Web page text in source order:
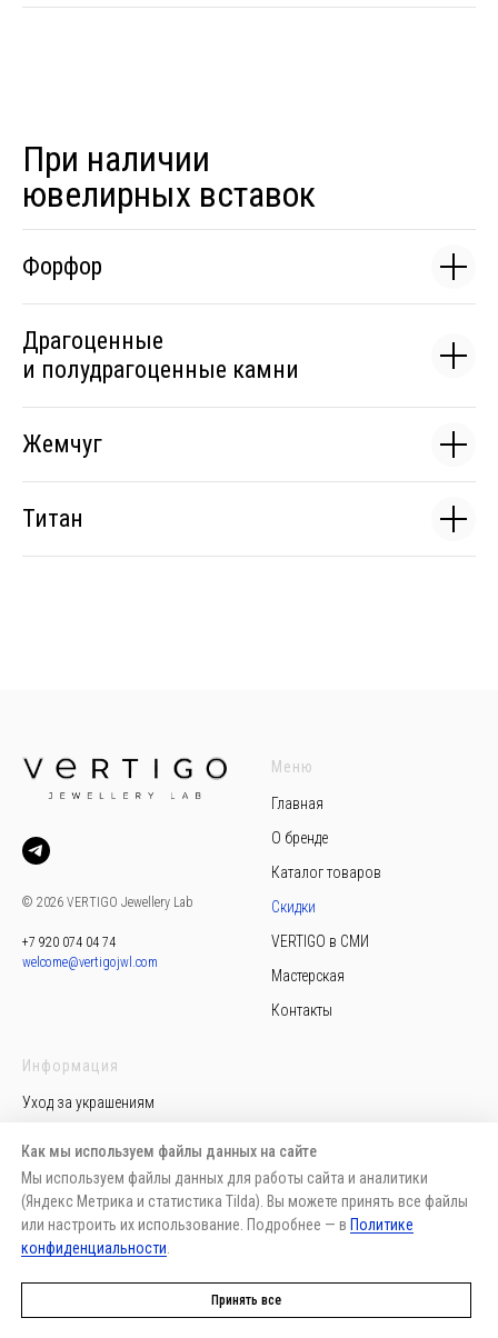
При наличии
ювелирных вставок
Форфор
Драгоценные
и полудрагоценные камни
Жемчуг
Титан
Как мы используем файлы данных на сайте
Мы используем файлы данных для работы сайта и аналитики
(Яндекс Метрика и статистика Tilda). Вы можете принять все файлы
или настроить их использование. Подробнее — в Политике
конфиденциальности
Принять все
© 2026 VERTIGO Jewellery Lab
+7 920 074 04 74
welcome@vertigojwl.com
Меню
Главная
О бренде
Каталог товаров
Скидки
VERTIGO в СМИ
Мастерская
Контакты
Информация
Уход за украшениям
Пользовательское соглашение
Публичная оферта
Доставка, возврат, обмен